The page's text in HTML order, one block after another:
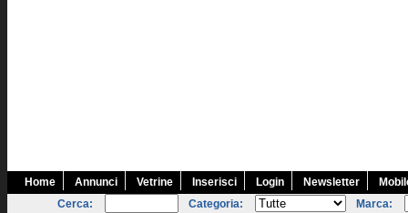
Home Annunci Vetrine Inserisci Login Newsletter
Cerca:
Categoria: Marca: